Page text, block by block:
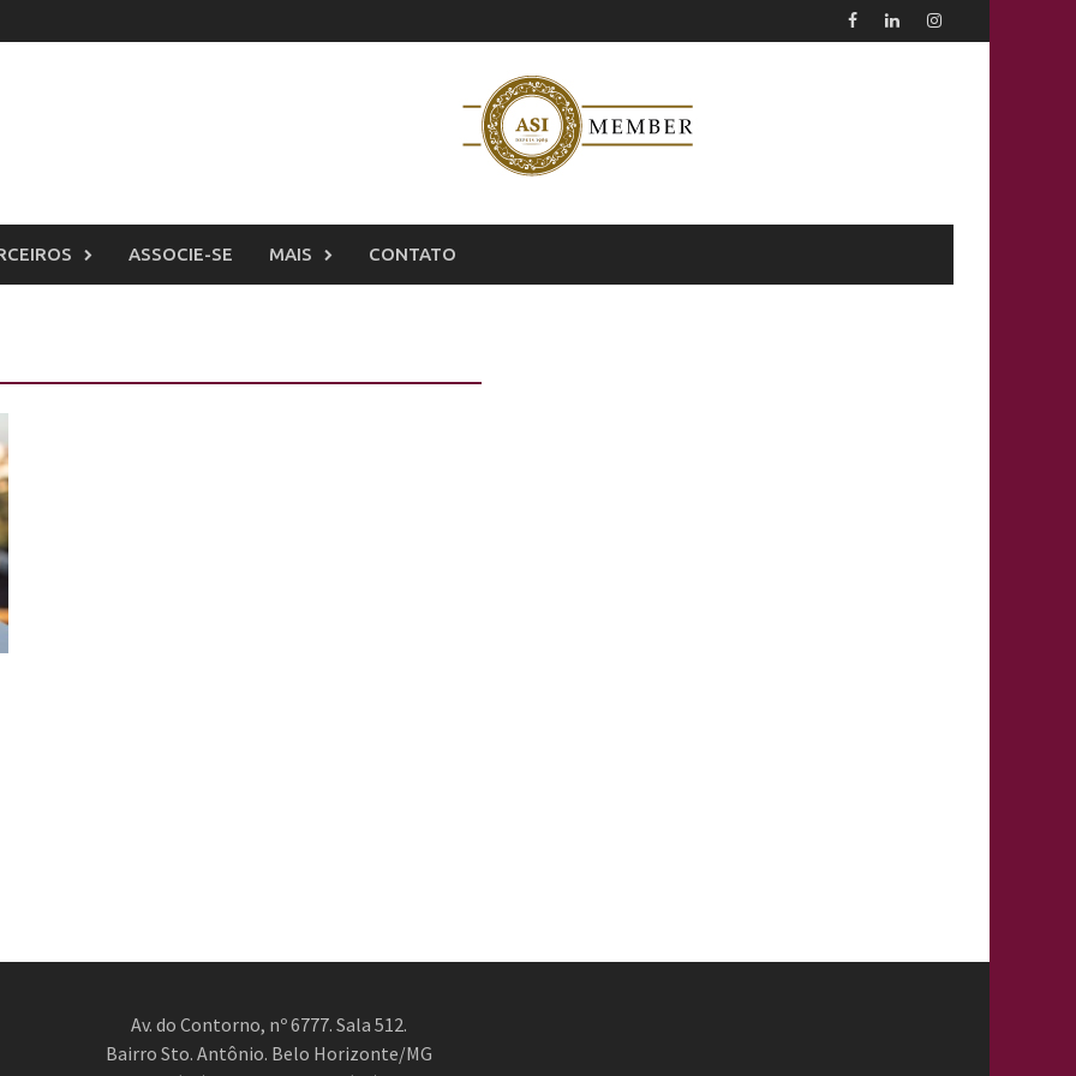
ASSOCIE-SE MAIS CONTATO
Av. do Contorno, nº 6777. Sala 512.
Bairro Sto. Antônio. Belo Horizonte/MG